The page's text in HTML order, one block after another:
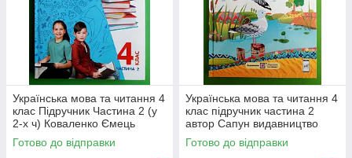
Українська мова та читання 4
клас Підручник Частина 2 (у
2-х ч) Коваленко Ємець
Ранок
Готово до відправки
Українська мова та читання 4
клас підручник частина 2
автор Сапун видавництво
Підручники і посібники
Готово до відправки